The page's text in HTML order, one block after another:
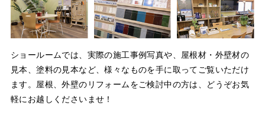
ショールームでは、実際の施工事例写真や、屋根材・外壁材の
見本、塗料の見本など、様々なものを手に取ってご覧いただけ
ます。屋根、外壁のリフォームをご検討中の方は、どうぞお気
軽にお越しくださいませ！